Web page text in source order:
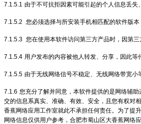
7.1.5.1 由于不可抗拒因素可能引起的个人信息丢失
7.1.5.2 您必须选择与所安装手机相匹配的软件版
7.1.5.3 您在使用本软件访问第三方产品时，因第
7.1.5.4 用户发布的内容被他人转发、分享，因此等
7.1.5.5 由于无线网络信号不稳定、无线网络带宽小
7.1.6 您充分了解并同意，本软件提供的是网络辅
交的信息系真实、准确、有效、安全，且您有权对
香蕉网络应用工作室就此不承担任何责任。为了提
网络信息仅供用户参考，合肥市蜀山区大香蕉网络